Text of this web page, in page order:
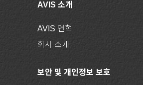
AVIS 소개
AVIS 연혁
회사 소개
보안 및 개인정보 보호